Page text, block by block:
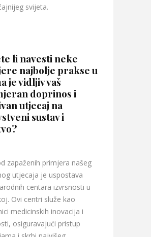
svijeta.
li navesti neke
najbolje prakse u
je vidljiv vaš
doprinos i
utjecaj na
sustav i
zapaženih primjera našeg
utjecaja je uspostava
centara izvrsnosti u
Ovi centri služe kao
medicinskih inovacija i
osiguravajući pristup